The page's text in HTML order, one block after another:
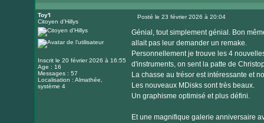
le
internet
Toy'l
Citoyen d'Hillys
Inscrit le 20 février 2026 à 16:55
Age : 16
Messages : 57
Localisation : Almathée,
système 4
Posté le 23 février 2026 à 20:04
Génial, tout simplement génial. Bon
allait pas leur demander un remake.
Personnellement je trouve les 4
d'instruments, on sent la patte de
La chasse au trésor est intéressante et
Les nouveaux MDisks sont très beaux.
Un graphisme optimisé et plus défini.
Et une magnifique galerie anniversaire